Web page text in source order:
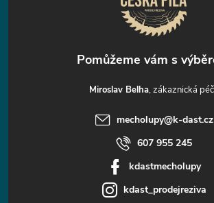
Miroslav Belha
mecholupy@k-dast.cz
607 955 245
kdastmecholupy
kdast_prodejreziva